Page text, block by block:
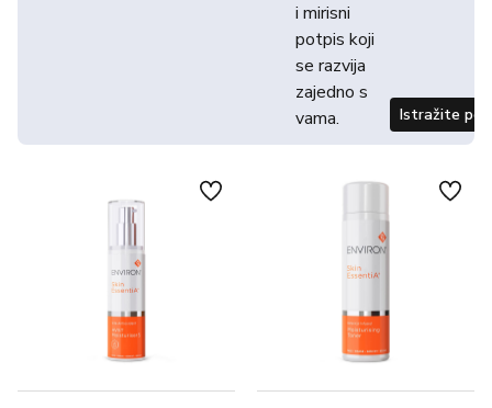
i mirisni
potpis koji
se razvija
zajedno s
vama.
Istražite